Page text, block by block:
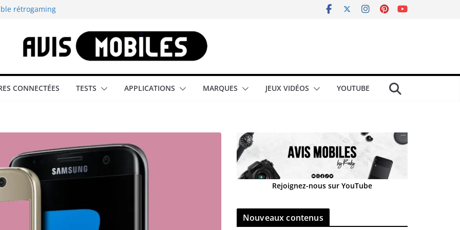
rétrogaming
compact
tous les
CONNECTÉES TESTS APPLICATIONS MARQUES JEUX VIDÉOS YOUTUBE
Rejoignez-nous sur YouTube
Nouveaux contenus